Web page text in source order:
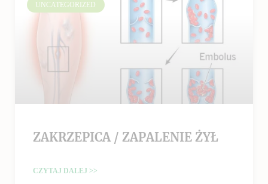
UNCATEGORIZED
ZAKRZEPICA / ZAPALENIE ŻYŁ
CZYTAJ DALEJ >>